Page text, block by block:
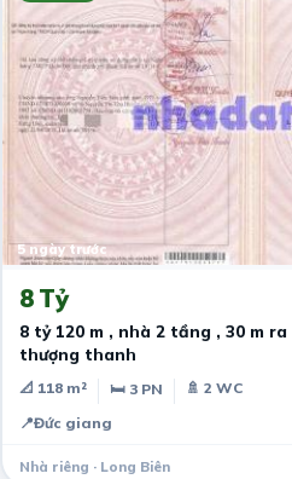
5 ngày trước
8 Tỷ
8 tỷ 120 m , nhà 2 tầng , 30 m
thượng thanh
📐 118 m² 🛏 3 PN
🚿 2 WC
📍Đức giang
Nhà riêng · Long Biên